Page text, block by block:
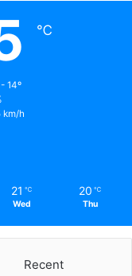
℃
14º
km/h
21 ℃
Wed
20 ℃
Thu
Recent